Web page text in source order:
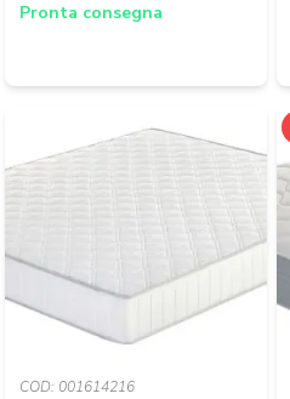
Pronta consegna
COD: 001614216